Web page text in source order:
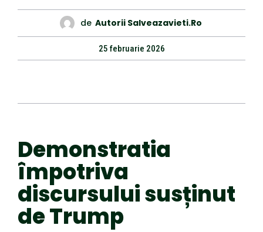
de Autorii Salveazavieti.ro
25 februarie 2026
Demonstratia
împotriva
discursului susținut
de Trump